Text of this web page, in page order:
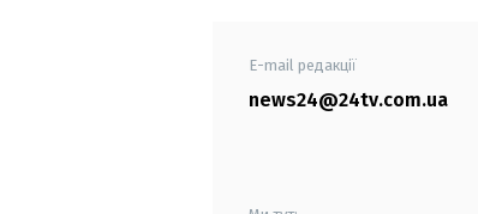
E-mail редакції
news24@24tv.com.ua